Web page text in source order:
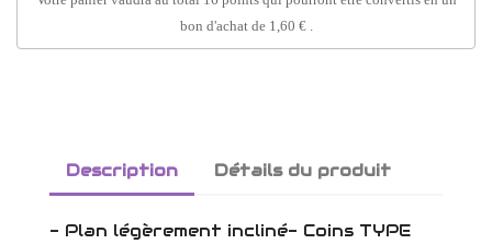
bon d'achat de 1,60 €.
Description Détails du produit
- Plan légèrement incliné- Coins TYPE